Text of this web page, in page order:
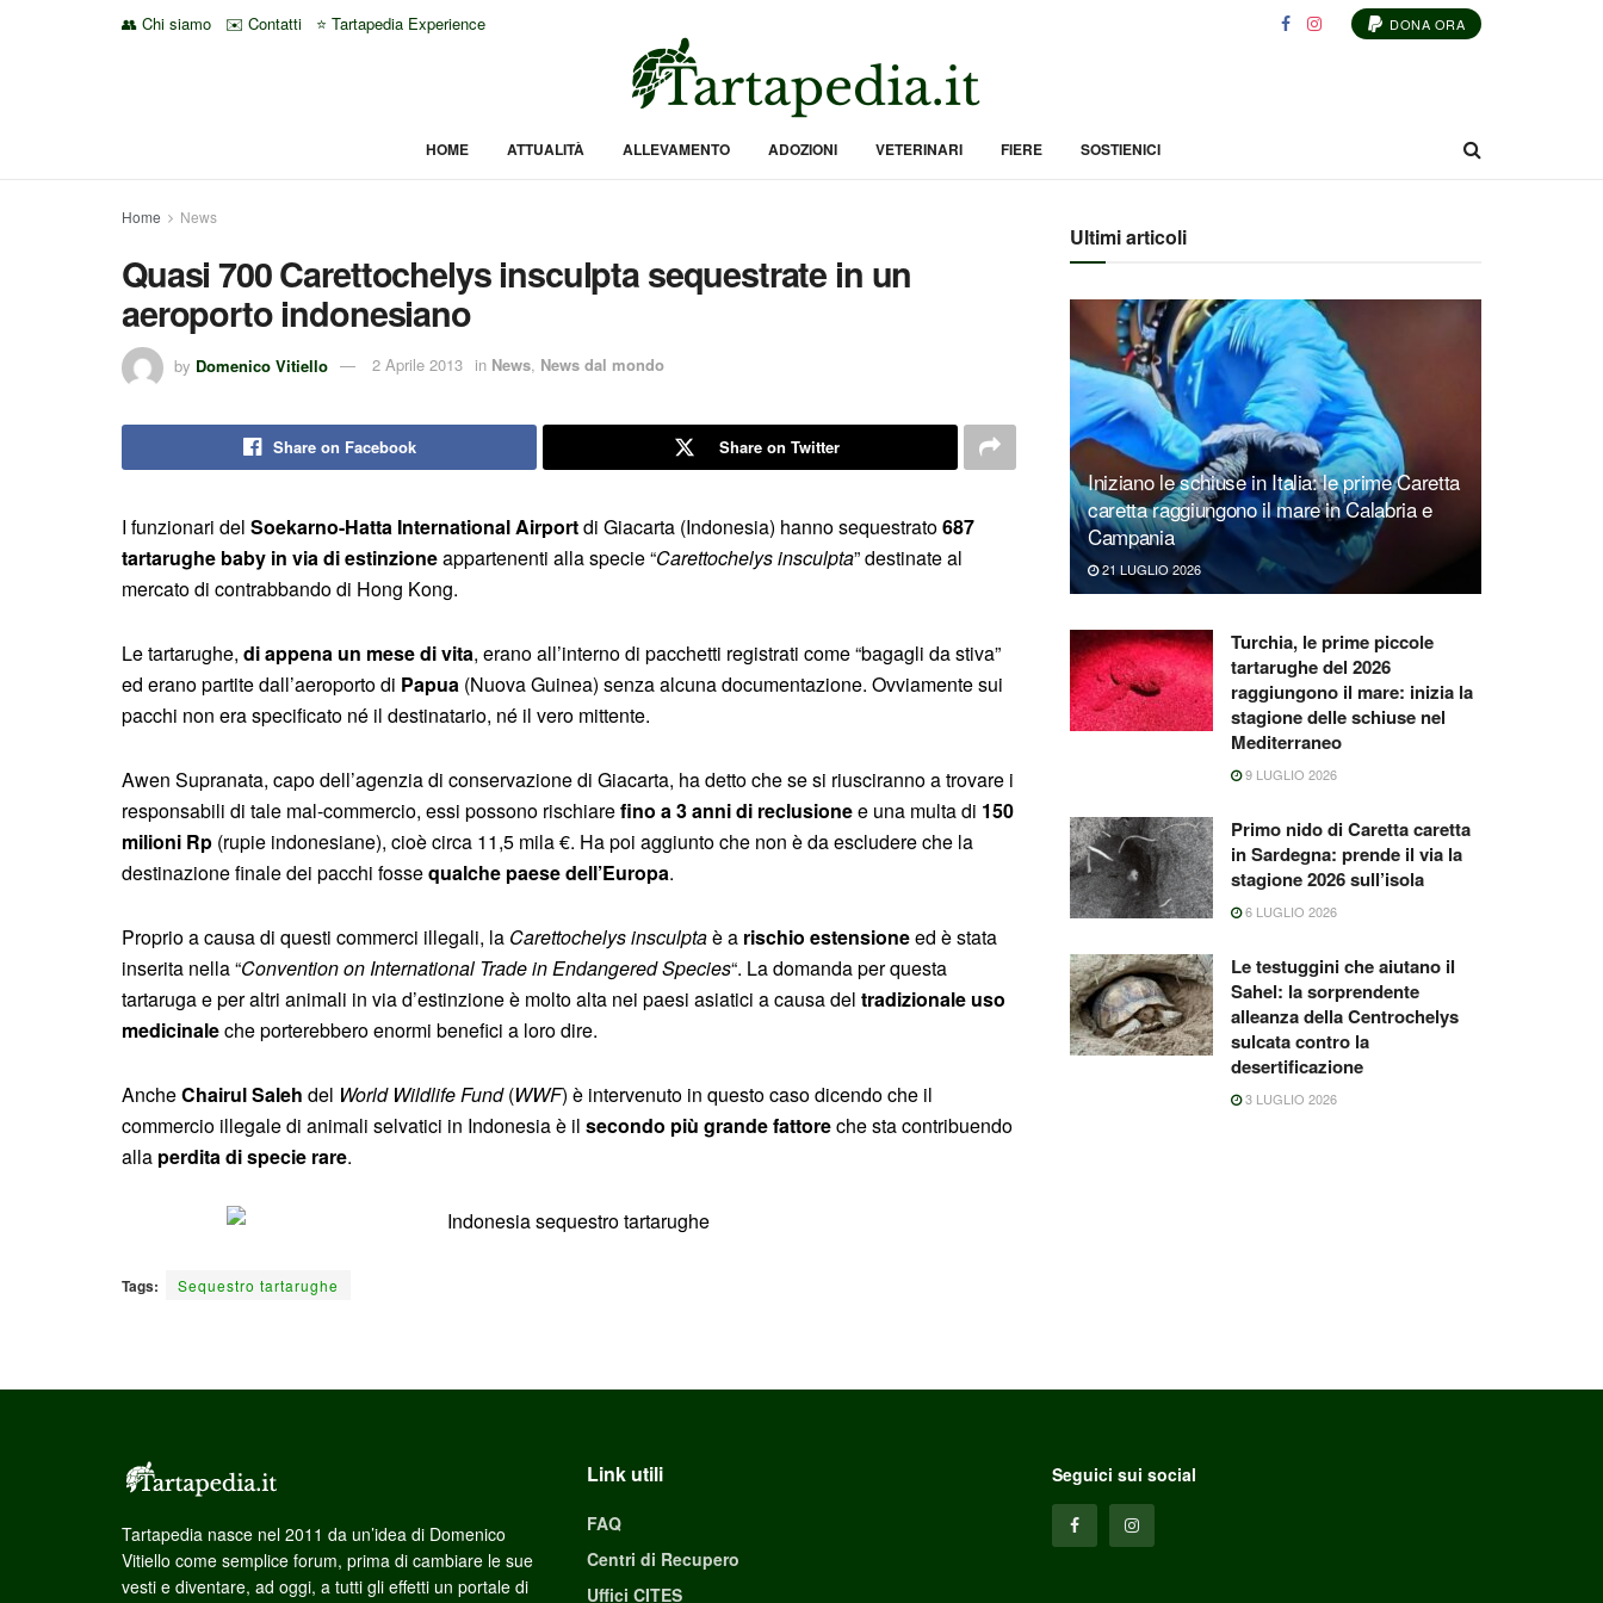
👥 Chi siamo ✉️ Contatti ⭐ Tartapedia Experience DONA ORA
HOME ATTUALITÀ ALLEVAMENTO ADOZIONI VETERINARI FIERE SOSTIENICI
Home News
Quasi 700 Carettochelys insculpta sequestrate in un
aeroporto indonesiano
by Domenico Vitiello 2 Aprile 2013 in News, News dal mondo
Share on Facebook Share on Twitter
I funzionari del Soekarno-Hatta International Airportdi Giacarta (Indonesia) hanno sequestrato687
tartarughe baby in via di estinzioneappartenenti alla specie “Carettochelys insculpta” destinate al
mercato di contrabbando di Hong Kong.
Le tartarughe, di appena un mese di vita, erano all’interno di pacchetti registrati come “bagagli da stiva”
ed erano partite dall’aeroporto di Papua (Nuova Guinea) senza alcuna documentazione. Ovviamente sui
pacchi non era specificato né il destinatario, né il vero mittente.
Awen Supranata, capo dell’agenzia di conservazione di Giacarta, ha detto che se si riusciranno a trovare i
responsabili di tale mal-commercio, essi possono rischiarefino a 3 anni di reclusionee una multa di 150
milioni Rp (rupie indonesiane), cioè circa 11,5 mila €. Ha poi aggiunto che non è da escludere che la
destinazione finale dei pacchi fossequalche paese dell’Europa.
Proprio a causa di questi commerci illegali, la Carettochelys insculptaè a rischio estensioneed è stata
inserita nella “Convention on International Trade in Endangered Species“. La domanda per questa
tartaruga e per altri animali in via d’estinzione è molto alta nei paesi asiatici a causa del tradizionale uso
medicinaleche porterebbero enormi benefici a loro dire.
AncheChairul Saleh del World Wildlife Fund(WWF) è intervenuto in questo caso dicendo che il
commercio illegale di animali selvatici in Indonesia è il secondo più grande fattoreche sta contribuendo
alla perdita di specie rare.
Tags: Sequestro tartarughe
Ultimi articoli
Iniziano le schiuse in Italia: le prime Caretta
caretta raggiungono il mare in Calabria e
Campania
21 LUGLIO 2026
Turchia, le prime piccole
tartarughe del 2026
raggiungono il mare: inizia la
stagione delle schiuse nel
Mediterraneo
9 LUGLIO 2026
Primo nido di Caretta caretta
in Sardegna: prende il via la
stagione 2026 sull’isola
6 LUGLIO 2026
Le testuggini che aiutano il
Sahel: la sorprendente
alleanza della Centrochelys
sulcata contro la
desertificazione
3 LUGLIO 2026
Tartapedia nasce nel 2011 da un’idea di Domenico
Vitiello come semplice forum, prima di cambiare le sue
vesti e diventare, ad oggi, a tutti gli effetti un portale di
Link utili
FAQ
Centri di Recupero
Uffici CITES
Seguici sui social